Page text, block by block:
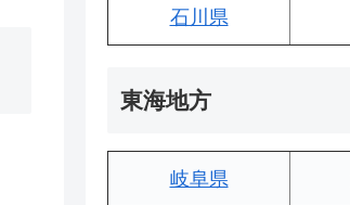
石川県
東海地方
岐阜県